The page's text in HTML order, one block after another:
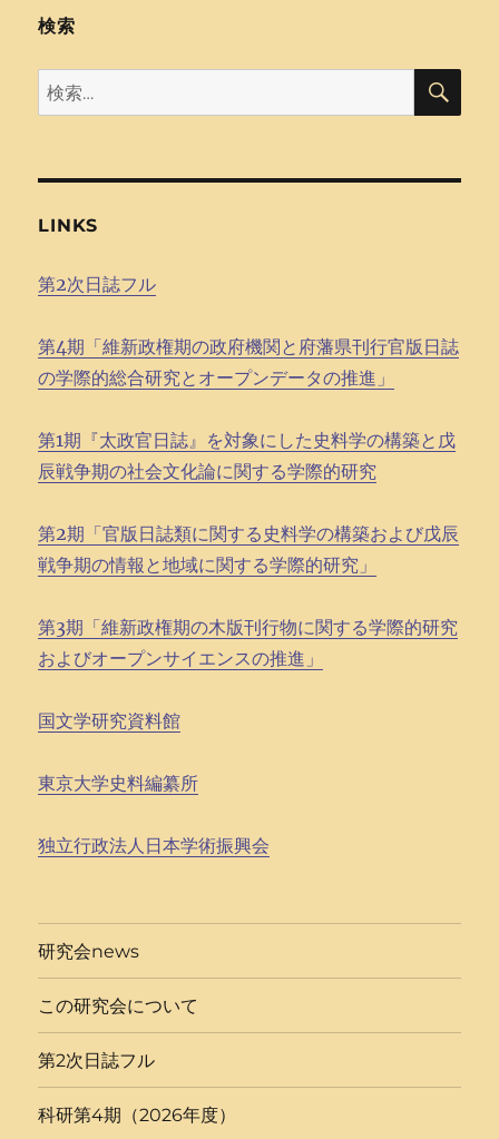
検索
検
索:
検
LINKS
第2次日誌フル
第4期「維新政権期の政府機関と府藩県刊行官版日誌
の学際的総合研究とオープンデータの推進」
第1期『太政官日誌』を対象にした史料学の構築と戊
辰戦争期の社会文化論に関する学際的研究
第2期「官版日誌類に関する史料学の構築および戊辰
戦争期の情報と地域に関する学際的研究」
第3期「維新政権期の木版刊行物に関する学際的研究
およびオープンサイエンスの推進」
国文学研究資料館
東京大学史料編纂所
独立行政法人日本学術振興会
研究会news
この研究会について
第2次日誌フル
科研第4期（2026年度）